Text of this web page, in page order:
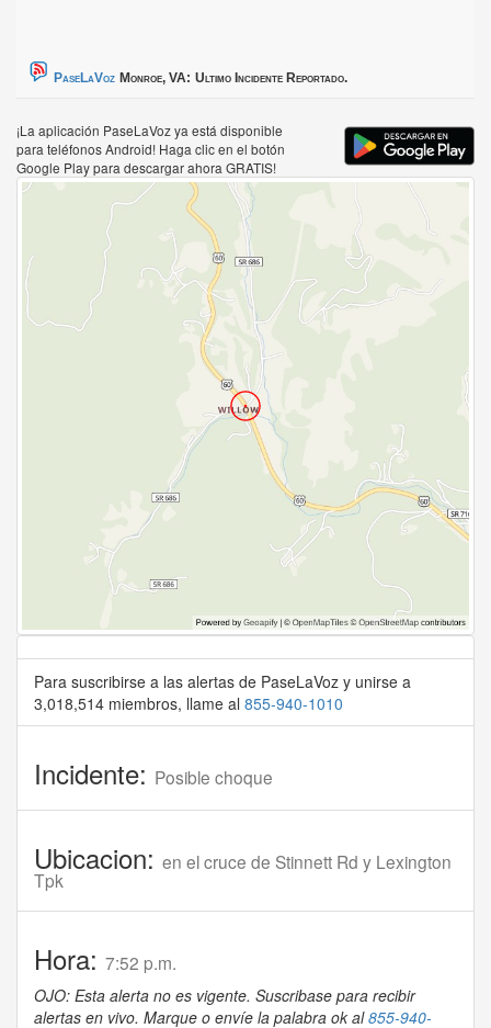
PaseLaVoz Monroe, VA: Ultimo Incidente Reportado.
¡La aplicación PaseLaVoz ya está disponible
para teléfonos Android! Haga clic en el botón
Google Play para descargar ahora GRATIS!
Para suscribirse a las alertas de PaseLaVoz y unirse a
3,018,514 miembros, llame al 855-940-1010
Incidente: Posible choque
Ubicacion: en el cruce de Stinnett Rd y Lexington
Tpk
Hora: 7:52 p.m.
OJO: Esta alerta no es vigente. Suscribase para recibir
alertas en vivo. Marque o envíe la palabra ok al855-940-